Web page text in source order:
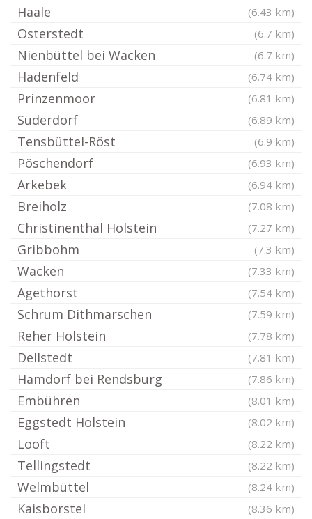
Haale (6.43 km)
Osterstedt (6.7 km)
Nienbüttel bei Wacken (6.7 km)
Hadenfeld (6.74 km)
Prinzenmoor (6.81 km)
Süderdorf (6.89 km)
Tensbüttel-Röst (6.9 km)
Pöschendorf (6.93 km)
Arkebek (6.94 km)
Breiholz (7.08 km)
Christinenthal Holstein (7.27 km)
Gribbohm (7.3 km)
Wacken (7.33 km)
Agethorst (7.54 km)
Schrum Dithmarschen (7.59 km)
Reher Holstein (7.78 km)
Dellstedt (7.81 km)
Hamdorf bei Rendsburg (7.86 km)
Embühren (8.01 km)
Eggstedt Holstein (8.02 km)
Looft (8.22 km)
Tellingstedt (8.22 km)
Welmbüttel (8.24 km)
Kaisborstel (8.36 km)